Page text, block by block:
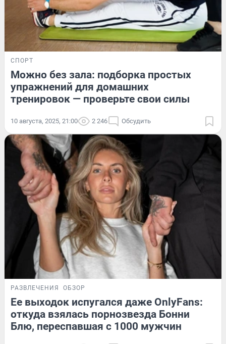
СПОРТ
Можно без зала: подборка простых
упражнений для домашних
тренировок — проверьте свои силы
10 августа, 2025, 21:00 2 246 Обсудить
РАЗВЛЕЧЕНИЯ ОБЗОР
Ее выходок испугался даже OnlyFans:
откуда взялась порнозвезда Бонни
Блю, переспавшая с 1000 мужчин